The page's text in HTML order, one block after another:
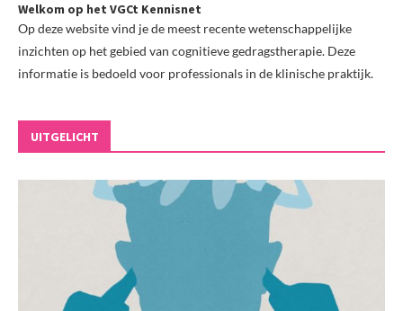
Welkom op het VGCt Kennisnet
Op deze website vind je de meest recente wetenschappelijke
inzichten op het gebied van cognitieve gedragstherapie. Deze
informatie is bedoeld voor professionals in de klinische praktijk.
UITGELICHT